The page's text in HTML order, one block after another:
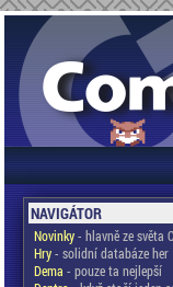
NAVIGÁTOR
Novinky- hlavně ze světa
Hry- solidní databáze her
Dema - pouze ta nejlepší